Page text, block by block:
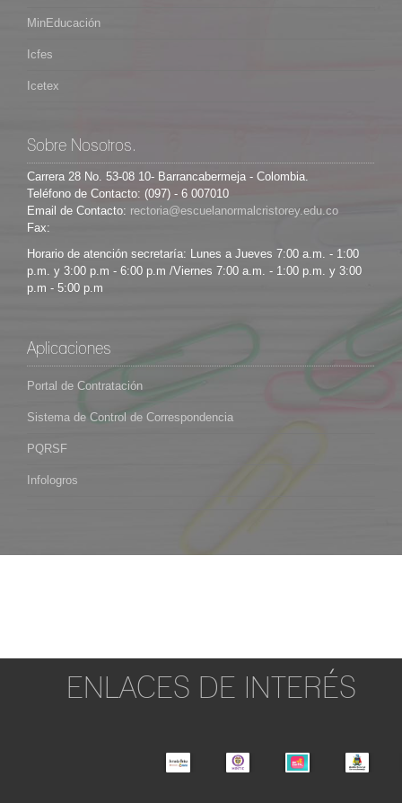
MinEducación
Icfes
Icetex
Sobre Nosotros.
Carrera 28 No. 53-08 10- Barrancabermeja - Colombia.
Teléfono de Contacto: (097) - 6 007010
Email de Contacto:
Fax:
Horario de atención secretaría: Lunes a Jueves 7:00 a.m. - 1:00
p.m. y 3:00 p.m - 6:00 p.m /Viernes 7:00 a.m. - 1:00 p.m. y 3:00
p.m - 5:00 p.m
Aplicaciones
Portal de Contratación
Sistema de Control de Correspondencia
PQRSF
Infologros
ENLACES DE INTERÉS